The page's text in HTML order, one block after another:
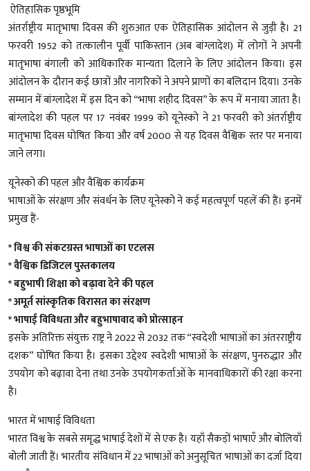
ऐतिहासिक पृष्ठभूमि
अंतर्राष्ट्रीय मातृभाषा दिवस की शुरुआत एक ऐतिहासिक आंदोलन से जुड़ी है। 21
फरवरी 1952 को तत्कालीन पूर्वी पाकिस्तान (अब बांग्लादेश) में लोगों ने अपनी
मातृभाषा बंगाली को आधिकारिक मान्यता दिलाने के लिए आंदोलन किया। इस
आंदोलन के दौरान कई छात्रों और नागरिकों ने अपने प्राणों का बलिदान दिया। उनके
सम्मान में बांग्लादेश में इस दिन को “भाषा शहीद दिवस” के रूप में मनाया जाता है।
बांग्लादेश की पहल पर 17 नवंबर 1999 को यूनेस्को ने 21 फरवरी को अंतर्राष्ट्रीय
मातृभाषा दिवस घोषित किया और वर्ष 2000 से यह दिवस वैश्विक स्तर पर मनाया
जाने लगा।
यूनेस्को की पहल और वैश्विक कार्यक्रम
भाषाओं के संरक्षण और संवर्धन के लिए यूनेस्को ने कई महत्वपूर्ण पहलें की हैं। इनमें
प्रमुख हैं-
* विश्व की संकटग्रस्त भाषाओं का एटलस
* वैश्विक डिजिटल पुस्तकालय
* बहुभाषी शिक्षा को बढ़ावा देने की पहल
* अमूर्त सांस्कृतिक विरासत का संरक्षण
* भाषाई विविधता और बहुभाषावाद को प्रोत्साहन
इसके अतिरिक्त संयुक्त राष्ट्र ने 2022 से 2032 तक “स्वदेशी भाषाओं का अंतरराष्ट्रीय
दशक” घोषित किया है। इसका उद्देश्य स्वदेशी भाषाओं के संरक्षण, पुनरुद्धार और
उपयोग को बढ़ावा देना तथा उनके उपयोगकर्ताओं के मानवाधिकारों की रक्षा करना
है।
भारत में भाषाई विविधता
भारत विश्व के सबसे समृद्ध भाषाई देशों में से एक है। यहाँ सैकड़ों भाषाएँ और बोलियाँ
बोली जाती हैं। भारतीय संविधान में 22 भाषाओं को अनुसूचित भाषाओं का दर्जा दिया